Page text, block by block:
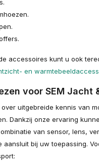
accessoires kunt u ook
en
voor SEM Jacht
uitgebreide kennis van
Dankzij onze ervaring
van sensor, lens,
aansluit bij uw toepassing.